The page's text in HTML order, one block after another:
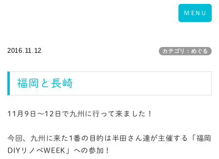
Toggle
MENU
2016.11.12 カテゴリ：めぐる
福岡と長崎
11月9日〜12日で九州に行って来ました！
今回、九州に来た1番の目的は半田さん達が主催する「福岡
DIYリノベWEEK」への参加！